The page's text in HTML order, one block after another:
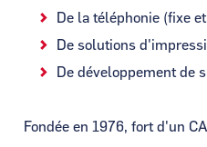
De la téléphonie (fixe
De solutions
De développement de
Fondée en 1976, fort d'un